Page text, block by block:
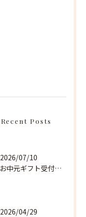
Recent Posts
2026/07/10
🎐お中元ギフト受付中🎐
2026/04/29